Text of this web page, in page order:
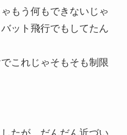
もう何もできないじゃ
ット飛行でもしてたん
これじゃそもそも制限
たが、だんだん近づい